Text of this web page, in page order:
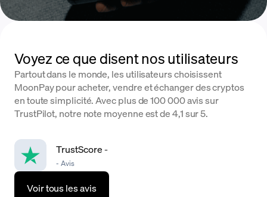
Voyez ce que disent nos utilisateurs
Partout dans le monde, les utilisateurs choisissent
MoonPay pour acheter, vendre et échanger des cryptos
en toute simplicité. Avec plus de 100 000 avis sur
TrustPilot, notre note moyenne est de 4,1 sur 5.
Voir tous les avis
TrustScore-
- Avis